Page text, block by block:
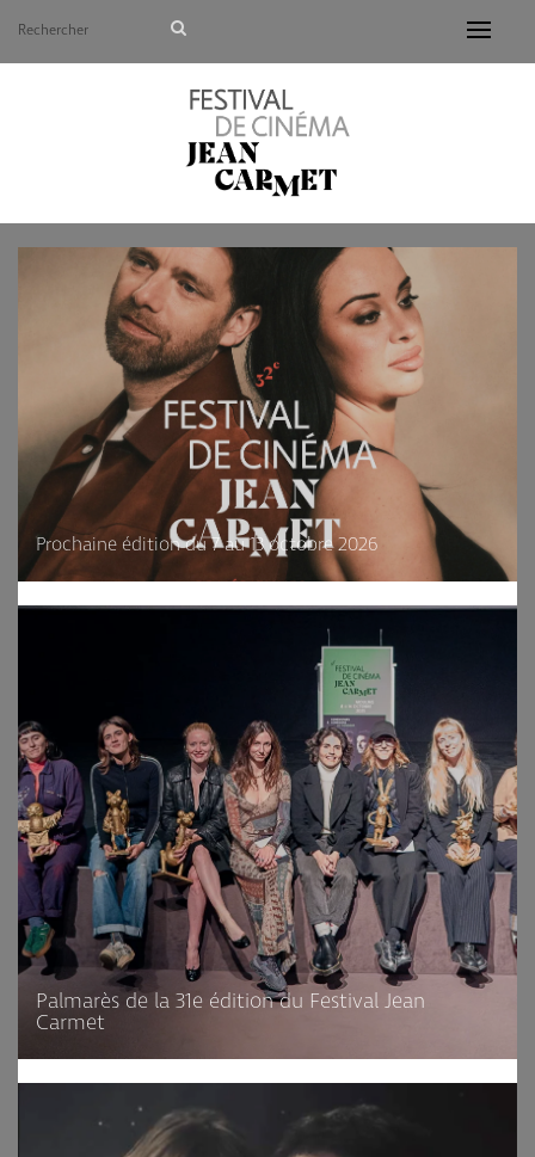
Avant de continuer, contrôlez l'utilisation de vos
Prochaine édition du 7 au 13 octobre 2026
Palmarès de la 31e édition du Festival Jean
Carmet